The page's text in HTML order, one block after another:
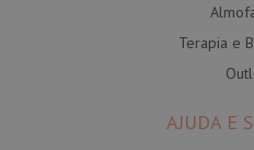
Terapia e
AJUDA E